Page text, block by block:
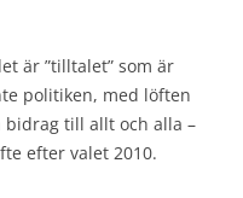
är ”tilltalet” som är
politiken, med löften
bidrag till allt och alla –
efter valet 2010.